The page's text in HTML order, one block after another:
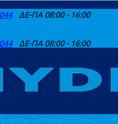
ΔΕ-ΠΑ 08:00 - 16:00
ΔΕ-ΠΑ 08:00 - 16:00